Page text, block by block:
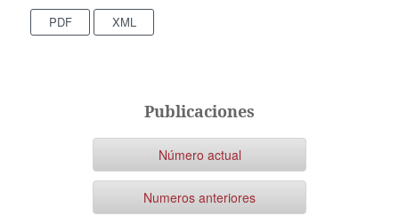
PDF XML
Publicaciones
Número actual
Numeros anteriores